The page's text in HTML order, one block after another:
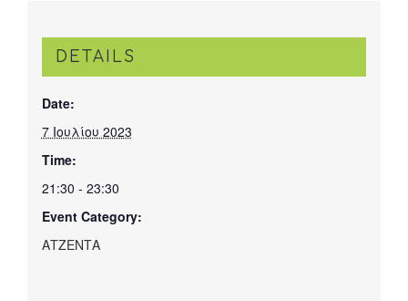
DETAILS
Date:
7 Ιουλίου 2023
Time:
21:30 - 23:30
Event Category:
ΑΤΖΕΝΤΑ